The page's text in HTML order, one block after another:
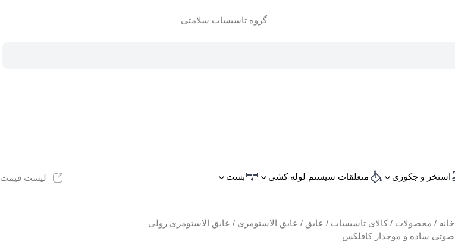
استخر و جکوزی متعلقات سیستم لوله کشی بست لیست قیمت
خانه / محصولات / کالای تاسیسات / عایق / عایق الاستومری / عایق الاستومری رولی
صوتی ساده و موجدار کافلکس